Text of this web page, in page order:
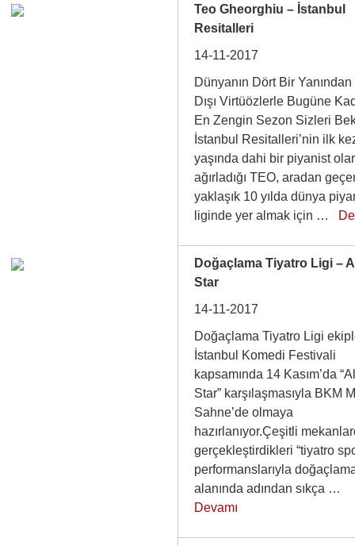
Teo Gheorghiu – İstanbul
Resitalleri
14-11-2017
Dünyanın Dört Bir Yanından
Dışı Virtüözlerle Bugüne
En Zengin Sezon Sizleri
İstanbul Resitalleri’nin ilk
yaşında dahi bir piyanist
ağırladığı TEO, aradan
yaklaşık 10 yılda dünya
liginde yer almak için …
Doğaçlama Tiyatro Ligi –
Star
14-11-2017
Doğaçlama Tiyatro Ligi
İstanbul Komedi Festivali
kapsamında 14 Kasım’da
Star” karşılaşmasıyla BKM
Sahne’de olmaya
hazırlanıyor.Çeşitli
gerçekleştirdikleri “tiyatro
performanslarıyla
alanında adından sıkça …
Devamı